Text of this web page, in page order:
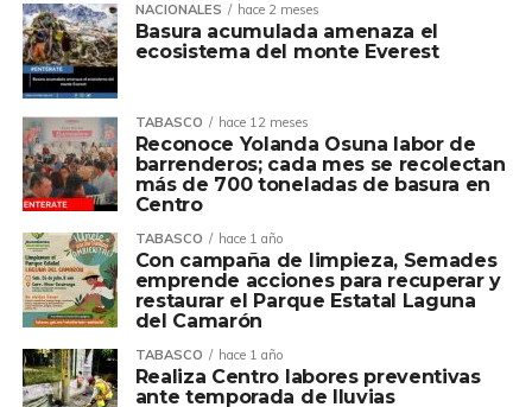
NACIONALES hace 2 meses
Basura acumulada amenaza el
ecosistema del monte Everest
TABASCO hace 12 meses
Reconoce Yolanda Osuna labor de
barrenderos; cada mes se recolectan
más de 700 toneladas de basura en
Centro
TABASCO hace 1 año
Con campaña de limpieza, Semades
emprende acciones para recuperar y
restaurar el Parque Estatal Laguna
del Camarón
TABASCO hace 1 año
Realiza Centro labores preventivas
ante temporada de lluvias